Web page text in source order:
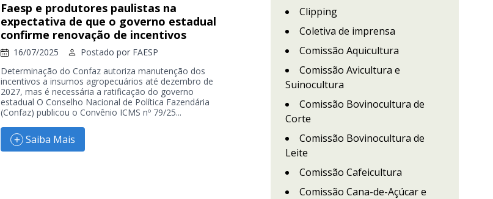
Faesp e produtores paulistas na
expectativa de que o governo estadual
confirme renovação de incentivos
16/07/2025 Postado por FAESP
Determinação do Confaz autoriza manutenção dos
incentivos a insumos agropecuários até dezembro de
2027, mas é necessária a ratificação do governo
estadual O Conselho Nacional de Política Fazendária
(Confaz) publicou o Convênio ICMS nº 79/25...
Saiba Mais
Clipping
Coletiva de imprensa
Comissão Aquicultura
Comissão Avicultura e
Suinocultura
Comissão Bovinocultura de
Corte
Comissão Bovinocultura de
Leite
Comissão Cafeicultura
Comissão Cana-de-Açúcar e